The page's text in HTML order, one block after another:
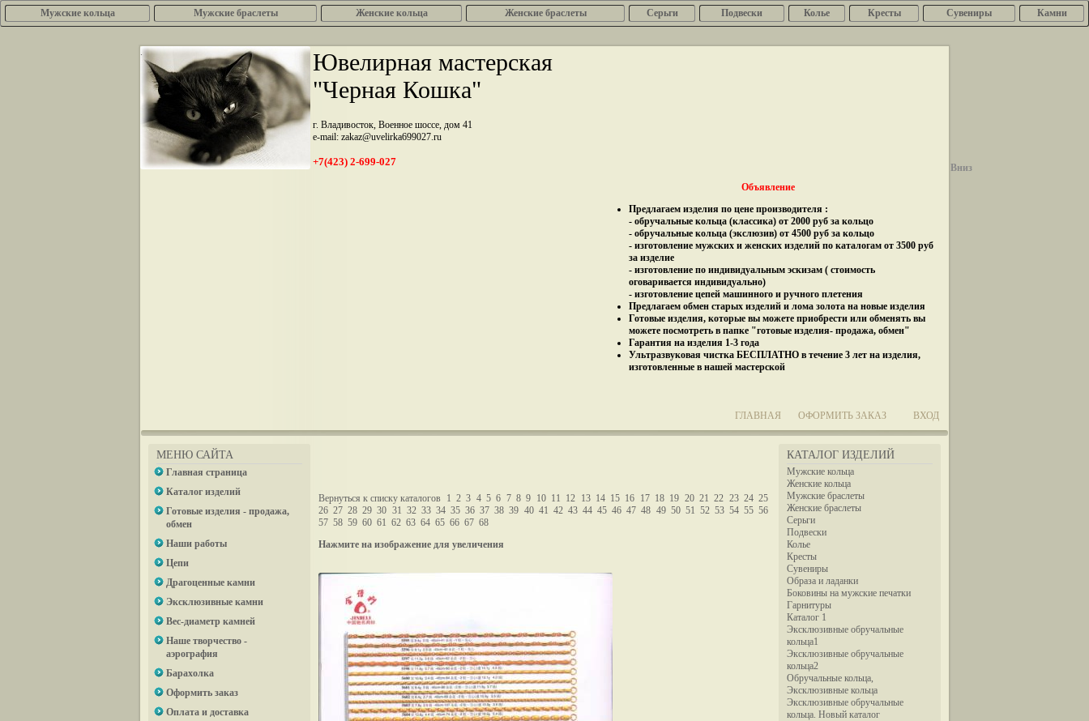
Мужские кольца Мужские браслеты Женcкие кольца Женские браслеты Серьги Подвески Колье Кресты Сувениры Камни
.
Ювелирная мастерская
"Черная Кошка"
г. Владивосток, Военное шоссе, дом 41
e-mail: zakaz@uvelirka699027.ru
+7(423) 2-699-027
Объявление
Предлагаем изделия по цене производителя :
- обручальные кольца (классика) от 2000 руб за кольцо
- обручальные кольца (экслюзив) от 4500 руб за кольцо
- изготовление мужских и женских изделий по каталогам от 3500 руб
за изделие
- изготовление по индивидуальным эскизам ( стоимость
оговаривается индивидуально)
- изготовление цепей машинного и ручного плетения
Предлагаем обмен старых изделий и лома золота на новые изделия
Готовые изделия, которые вы можете приобрести или обменять вы
можете посмотреть в папке "готовые изделия- продажа, обмен"
Гарантия на изделия 1-3 года
Ультразвуковая чистка БЕСПЛАТНО в течение 3 лет на изделия,
изготовленные в нашей мастерской
ГЛАВНАЯ ОФОРМИТЬ ЗАКАЗ ВХОД
МЕНЮ САЙТА
Главная страница
Каталог изделий
Готовые изделия - продажа,
обмен
Наши работы
Цепи
Драгоценные камни
Эксклюзивные камни
Вес-диаметр камней
Наше творчество -
аэрография
Барахолка
Оформить заказ
Оплата и доставка
КАТАЛОГ ИЗДЕЛИЙ
Мужские кольца
Женские кольца
Мужские браслеты
Женские браслеты
Серьги
Подвески
Колье
Кресты
Сувениры
Образа и ладанки
Боковины на мужские печатки
Гарнитуры
Каталог 1
Эксклюзивные обручальные
кольца1
Эксклюзивные обручальные
кольца2
Обручальные кольца,
Эксклюзивные кольца
Эксклюзивные обручальные
кольца. Новый каталог
Вернуться к списку каталогов 1 2 3 4 5 6 7 8 9 10 11 12 13 14 15 16 17 18 19 20 21 22 23 24 25
26 27 28 29 30 31 32 33 34 35 36 37 38 39 40 41 42 43 44 45 46 47 48 49 50 51 52 53 54 55 56
57 58 59 60 61 62 63 64 65 66 67 68
Нажмите на изображение для увеличения
Вниз